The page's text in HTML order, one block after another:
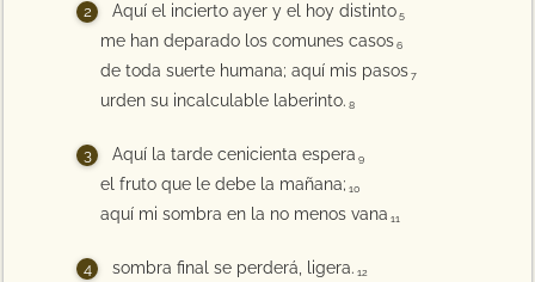
Aquí el incierto ayer y el hoy distinto 5
me han deparado los comunes casos 6
de toda suerte humana; aquí mis pasos 7
urden su incalculable laberinto. 8
Aquí la tarde cenicienta espera 9
el fruto que le debe la mañana; 10
aquí mi sombra en la no menos vana 11
sombra final se perderá, ligera. 12